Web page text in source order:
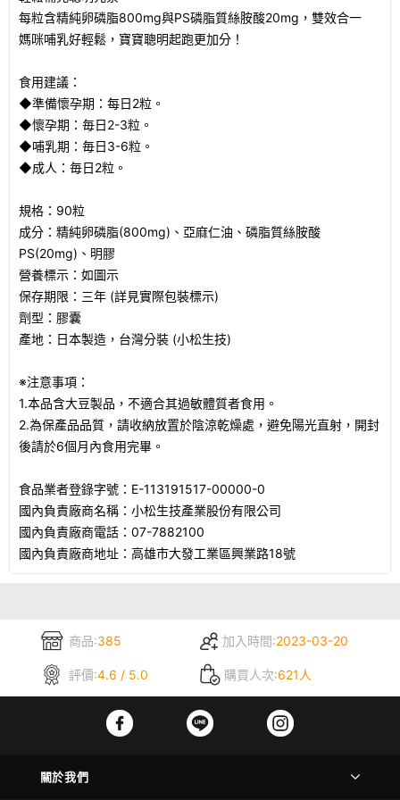
每粒含精純卵磷脂800mg與PS磷脂質絲胺酸20mg，雙效合一
媽咪哺乳好輕鬆，寶寶聰明起跑更加分！
食用建議：
◆準備懷孕期：每日2粒。
◆懷孕期：毎日2-3粒。
◆哺乳期：毎日3-6粒。
◆成人：毎日2粒。
規格：90粒
成分：精純卵磷脂(800mg)、亞麻仁油、磷脂質絲胺酸
PS(20mg)、明膠
營養標示：如圖示
保存期限：三年 (詳見實際包裝標示)
劑型：膠囊
產地：日本製造，台灣分裝 (小松生技)
※注意事項：
1.本品含大豆製品，不適合其過敏體質者食用。
2.為保產品品質，請收納放置於陰涼乾燥處，避免陽光直射，開封
後請於6個月內食用完畢。
食品業者登錄字號：E-113191517-00000-0
國內負責廠商名稱：小松生技產業股份有限公司
國內負責廠商電話：07-7882100
國內負責廠商地址：高雄市大發工業區興業路18號
商品:385 加入時間:2023-03-20
評價:4.6 / 5.0 購買人次:621人
關於我們